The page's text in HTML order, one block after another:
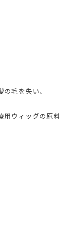
毛を失い、
用ウィッグの原料